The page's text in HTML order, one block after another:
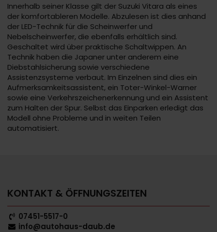
Innerhalb seiner Klasse gilt der Suzuki Vitara als eines
der komfortableren Modelle. Abzulesen ist dies anhand
der LED-Technik für die Scheinwerfer und
Nebelscheinwerfer, die ebenfalls erhältlich sind.
Geschaltet wird über praktische Schaltwippen. An
Technik haben die Japaner unter anderem eine
Diebstahlsicherung sowie verschiedene
Assistenzsysteme verbaut. Im Einzelnen sind dies ein
Aufmerksamkeitsassistent, ein Toter-Winkel-Warner
sowie eine Verkehrszeichenerkennung und ein Assistent
zum Halten der Spur. Selbst das Einparken erledigt das
Modell ohne Probleme und in weiten Teilen
automatisiert.
KONTAKT & ÖFFNUNGSZEITEN
07451-5517-0
info@autohaus-daub.de